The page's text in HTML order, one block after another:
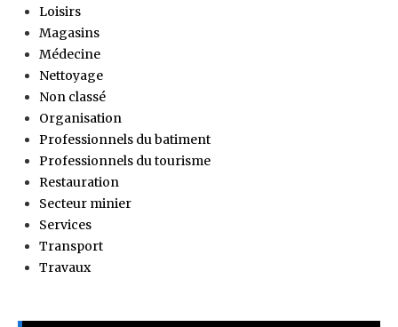
Loisirs
Magasins
Médecine
Nettoyage
Non classé
Organisation
Professionnels du batiment
Professionnels du tourisme
Restauration
Secteur minier
Services
Transport
Travaux